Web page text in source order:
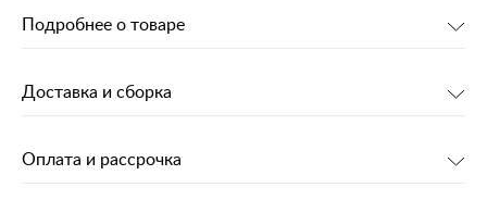
Подробнее о товаре
Доставка и сборка
Оплата и рассрочка